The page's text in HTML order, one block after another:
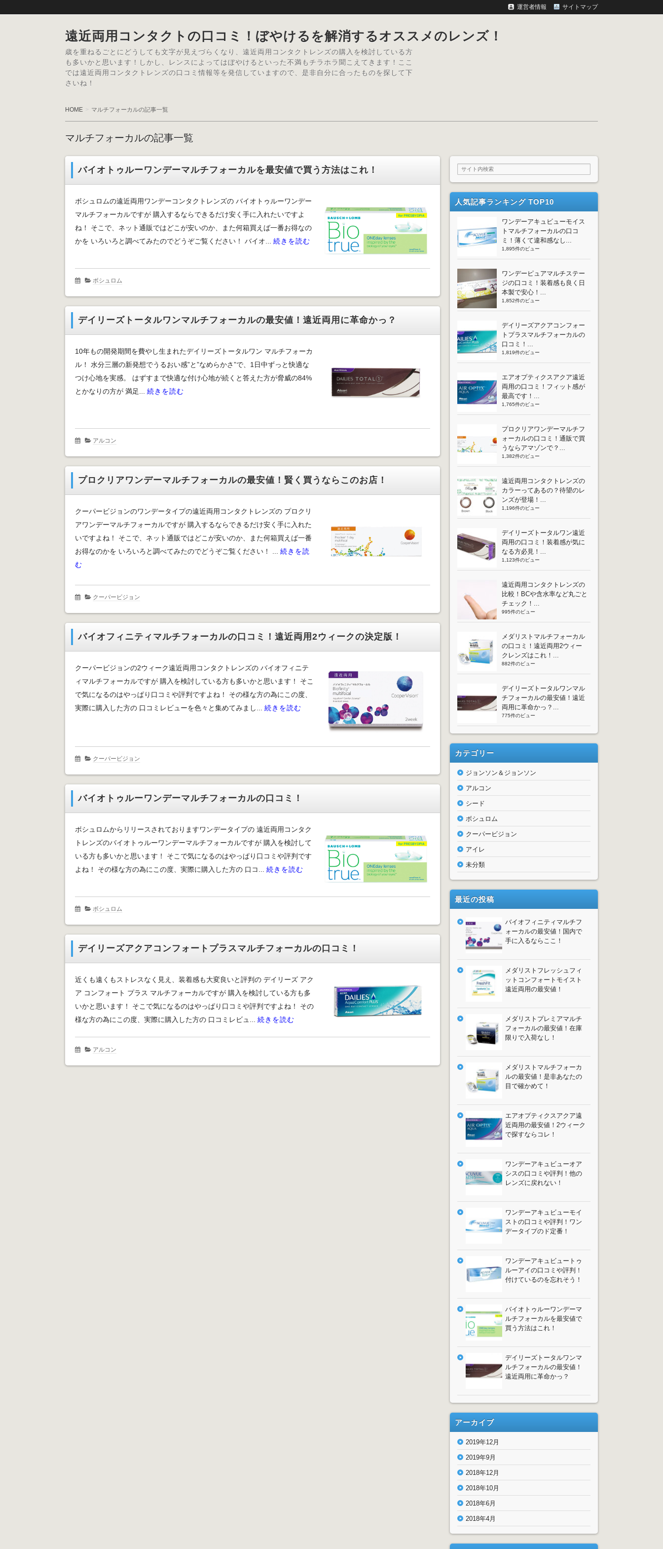
運営者情報 サイトマップ
遠近両用コンタクトの口コミ！ぼやけるを解消するオススメのレンズ！
歳を重ねるごとにどうしても文字が見えづらくなり、遠近両用コンタクトレンズの購入を検討している方
も多いかと思います！しかし、レンスによってはぼやけるといった不満もチラホラ聞こえてきます！ここ
では遠近両用コンタクトレンズの口コミ情報等を発信していますので、是非自分に合ったものを探して下
さいね！
HOME マルチフォーカルの記事一覧
マルチフォーカルの記事一覧
バイオトゥルーワンデーマルチフォーカルを最安値で買う方法はこれ！
ボシュロムの遠近両用ワンデーコンタクトレンズの バイオトゥルーワンデー
マルチフォーカルですが 購入するならできるだけ安く手に入れたいですよ
ね！ そこで、ネット通販ではどこが安いのか、また何箱買えば一番お得なの
かを いろいろと調べてみたのでどうぞご覧ください！ バイオ... 続きを読む
ボシュロム
デイリーズトータルワンマルチフォーカルの最安値！遠近両用に革命かっ？
10年もの開発期間を費やし生まれたデイリーズトータルワン マルチフォーカ
ル！ 水分三層の新発想でうるおい感”と”なめらかさ”で、1日中ずっと快適な
つけ心地を実感。 はずすまで快適な付け心地が続くと答えた方が脅威の84%
とかなりの方が 満足... 続きを読む
アルコン
プロクリアワンデーマルチフォーカルの最安値！賢く買うならこのお店！
クーパービジョンのワンデータイプの遠近両用コンタクトレンズの プロクリ
アワンデーマルチフォーカルですが 購入するならできるだけ安く手に入れた
いですよね！ そこで、ネット通販ではどこが安いのか、また何箱買えば一番
お得なのかを いろいろと調べてみたのでどうぞご覧ください！ ... 続きを読
む
クーパービジョン
バイオフィニティマルチフォーカルの口コミ！遠近両用2ウィークの決定版！
クーパービジョンの2ウィーク遠近両用コンタクトレンズの バイオフィニテ
ィマルチフォーカルですが 購入を検討している方も多いかと思います！ そこ
で気になるのはやっぱり口コミや評判ですよね！ その様な方の為にこの度、
実際に購入した方の 口コミレビューを色々と集めてみまし... 続きを読む
クーパービジョン
バイオトゥルーワンデーマルチフォーカルの口コミ！
ボシュロムからリリースされておりますワンデータイプの 遠近両用コンタク
トレンズのバイオトゥルーワンデーマルチフォーカルですが 購入を検討して
いる方も多いかと思います！ そこで気になるのはやっぱり口コミや評判です
よね！ その様な方の為にこの度、実際に購入した方の 口コ... 続きを読む
ボシュロム
デイリーズアクアコンフォートプラスマルチフォーカルの口コミ！
近くも遠くもストレスなく見え、装着感も大変良いと評判の デイリーズ アク
ア コンフォート プラス マルチフォーカルですが 購入を検討している方も多
いかと思います！ そこで気になるのはやっぱり口コミや評判ですよね！ その
様な方の為にこの度、実際に購入した方の 口コミレビュ... 続きを読む
アルコン
人気記事ランキング TOP10
ワンデーアキュビューモイス
トマルチフォーカルの口コ
ミ！薄くて違和感なし...
1,895件のビュー
ワンデーピュアマルチステー
ジの口コミ！装着感も良く日
本製で安心！...
1,852件のビュー
デイリーズアクアコンフォー
トプラスマルチフォーカルの
口コミ！...
1,819件のビュー
エアオプティクスアクア遠近
両用の口コミ！フィット感が
最高です！...
1,765件のビュー
プロクリアワンデーマルチフ
ォーカルの口コミ！通販で買
うならアマゾンで？...
1,382件のビュー
遠近両用コンタクトレンズの
カラーってあるの？待望のレ
ンズが登場！...
1,196件のビュー
デイリーズトータルワン遠近
両用の口コミ！装着感が気に
なる方必見！...
1,123件のビュー
遠近両用コンタクトレンズの
比較！BCや含水率など丸ごと
チェック！...
995件のビュー
メダリストマルチフォーカル
の口コミ！遠近両用2ウィー
クレンズはこれ！...
882件のビュー
デイリーズトータルワンマル
チフォーカルの最安値！遠近
両用に革命かっ？...
775件のビュー
カテゴリー
ジョンソン＆ジョンソン
アルコン
シード
ボシュロム
クーパービジョン
アイレ
未分類
最近の投稿
バイオフィニティマルチフ
ォーカルの最安値！国内で
手に入るならここ！
メダリストフレッシュフィ
ットコンフォートモイスト
遠近両用の最安値！
メダリストプレミアマルチ
フォーカルの最安値！在庫
限りで入荷なし！
メダリストマルチフォーカ
ルの最安値！是非あなたの
目で確かめて！
エアオプティクスアクア遠
近両用の最安値！2ウィーク
で探すならコレ！
ワンデーアキュビューオア
シスの口コミや評判！他の
レンズに戻れない！
ワンデーアキュビューモイ
ストの口コミや評判！ワン
データイプのド定番！
ワンデーアキュビュートゥ
ルーアイの口コミや評判！
付けているのを忘れそう！
バイオトゥルーワンデーマ
ルチフォーカルを最安値で
買う方法はこれ！
デイリーズトータルワンマ
ルチフォーカルの最安値！
遠近両用に革命かっ？
アーカイブ
2019年12月
2019年9月
2018年12月
2018年10月
2018年6月
2018年4月